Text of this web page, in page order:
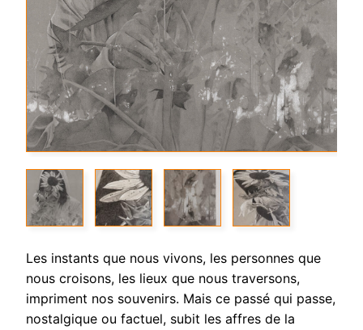
Les instants que nous vivons, les personnes que
nous croisons, les lieux que nous traversons,
impriment nos souvenirs. Mais ce passé qui passe,
nostalgique ou factuel, subit les affres de la